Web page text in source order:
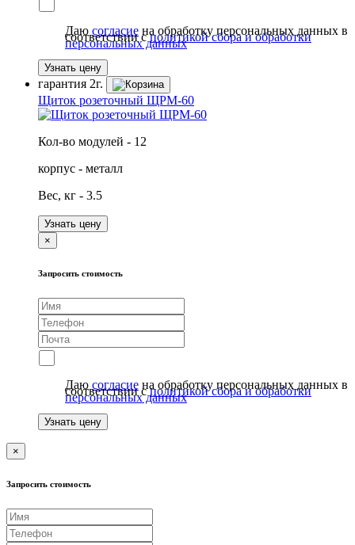
Даю согласие на обработку персональных данных в
соответствии сполитикой сбора и обработки
персональных данных
Узнать цену
гарантия 2г.
Щиток розеточный ЩРМ-60
Кол-во модулей - 12
корпус - металл
Вес, кг - 3.5
Узнать цену
×
Запросить стоимость
Даю согласие на обработку персональных данных в
соответствии сполитикой сбора и обработки
персональных данных
Узнать цену
×
Запросить стоимость